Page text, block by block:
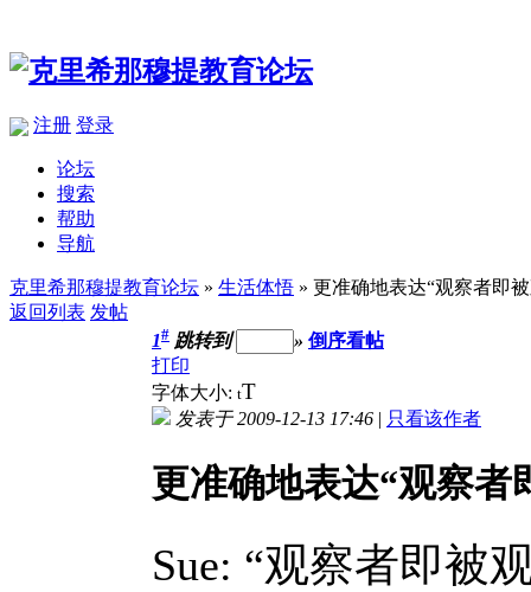
注册 登录
论坛
搜索
帮助
导航
克里希那穆提教育论坛 » 生活体悟 » 更准确地表达“观察者即
返回列表 发帖
1# 跳转到 » 倒序看帖
打印
字体大小: tT
发表于 2009-12-13 17:46 | 只看该作者
更准确地表达“观察
Sue: “观察者即被